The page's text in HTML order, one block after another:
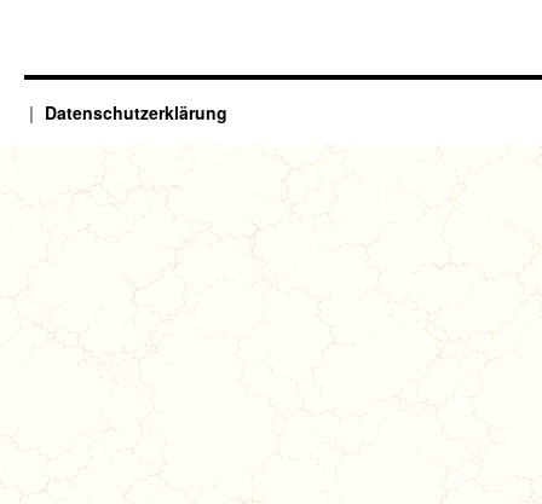
Datenschutzerklärung